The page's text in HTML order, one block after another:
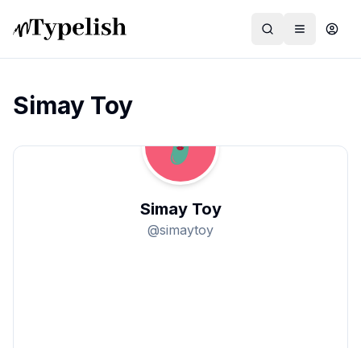
Dünya
Simay Toy
Simay Toy
@simaytoy